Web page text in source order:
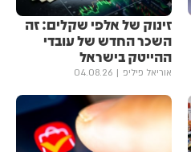
זינוק של אלפי שקלים: זה
השכר החדש של עובדי
ההייטק בישראל
אוריאל פיליפ 04.08.26